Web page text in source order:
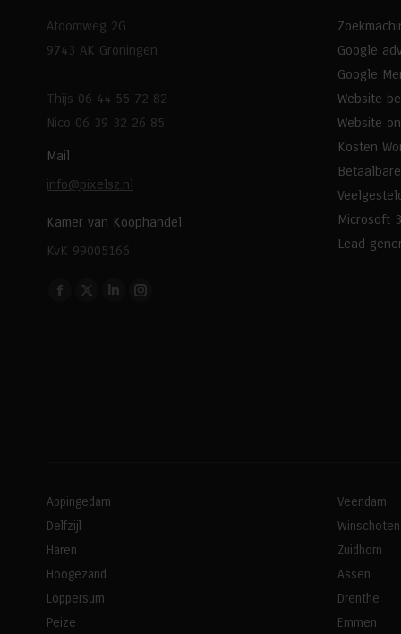
Atoomweg 2G
9743 AK Groningen
Thijs 06 44 55 72 82
Nico 06 39 32 26 85
Mail
info@pixelsz.nl
Kamer van Koophandel
KvK 99005166
Vind ons op:
Facebook
X
LinkedinInstagram
Google
Google
Website
Website
Kosten
Microsoft
Lead
Appingedam
Delfzijl
Haren
Hoogezand
Loppersum
Peize
Veendam
Winschoten
Zuidhorn
Assen
Drenthe
Emmen